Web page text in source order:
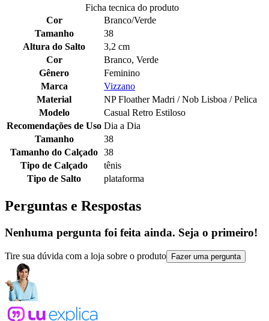
Ficha tecnica do produto
Cor
Branco/Verde
Tamanho
38
Altura do Salto
3,2 cm
Cor
Branco, Verde
Gênero
Feminino
Marca
Vizzano
Material
NP Floather Madri / Nob Lisboa / Pelica
Modelo
Casual Retro Estiloso
Recomendações de Uso Dia a Dia
Tamanho
38
Tamanho do Calçado 38
Tipo de Calçado
tênis
Tipo de Salto
plataforma
Perguntas e Respostas
Nenhuma pergunta foi feita ainda. Seja o primeiro!
Tire sua dúvida com a loja sobre o produto Fazer uma pergunta